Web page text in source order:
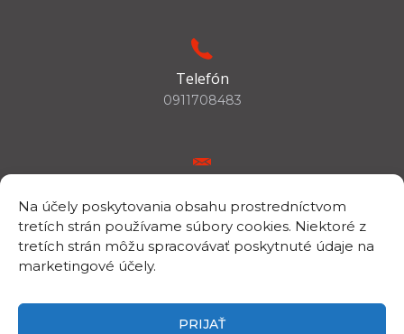
Na účely poskytovania obsahu prostredníctvom
tretích strán používame súbory cookies. Niektoré z
tretích strán môžu spracovávať poskytnuté údaje na
marketingové účely.
PRIJAŤ
Telefón
0911708483
csc.info@savba.sk
IČO/DIČ
IČO: 00398144